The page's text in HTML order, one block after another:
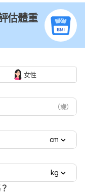
估體重
女性
（歲）
cm
kg